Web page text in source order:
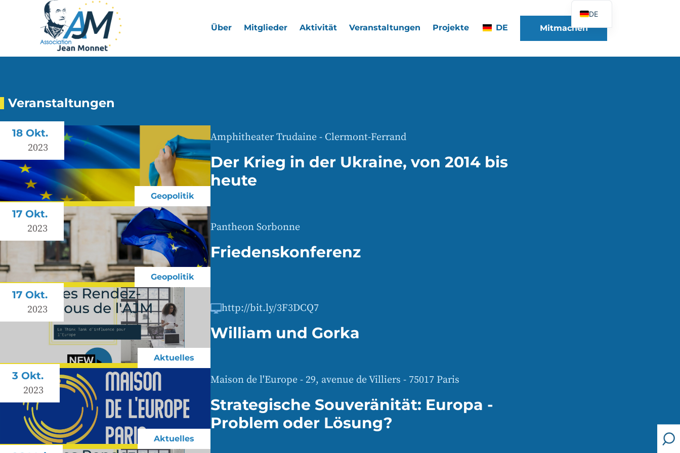
Über Mitglieder Aktivität Veranstaltungen Projekte DE Mitmachen
Veranstaltungen
18 Okt.
2023
Geopolitik
Amphitheater Trudaine - Clermont-Ferrand
Der Krieg in der Ukraine, von 2014 bis
heute
17 Okt.
2023
Geopolitik
Pantheon Sorbonne
Friedenskonferenz
17 Okt.
2023
Aktuelles
http://bit.ly/3F3DCQ7
William und Gorka
3 Okt.
2023
Aktuelles
Maison de l'Europe - 29, avenue de Villiers - 75017 Paris
Strategische Souveränität: Europa -
Problem oder Lösung?
DE
FR